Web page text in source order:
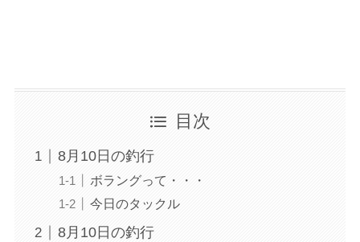
目次
8月10日の釣行
ボラングって・・・
今日のタックル
8月10日の釣行